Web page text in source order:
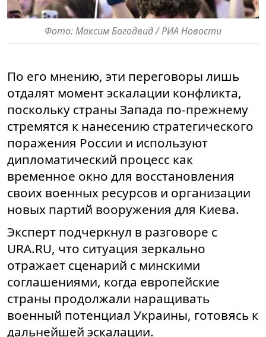
Фото: Максим Богодвид / РИА Новости
По его мнению, эти переговоры лишь
отдалят момент эскалации конфликта,
поскольку страны Запада по-прежнему
стремятся к нанесению стратегического
поражения России и используют
дипломатический процесс как
временное окно для восстановления
своих военных ресурсов и организации
новых партий вооружения для Киева.
Эксперт подчеркнул в разговоре с
URA.RU, что ситуация зеркально
отражает сценарий с минскими
соглашениями, когда европейские
страны продолжали наращивать
военный потенциал Украины, готовясь к
дальнейшей эскалации.